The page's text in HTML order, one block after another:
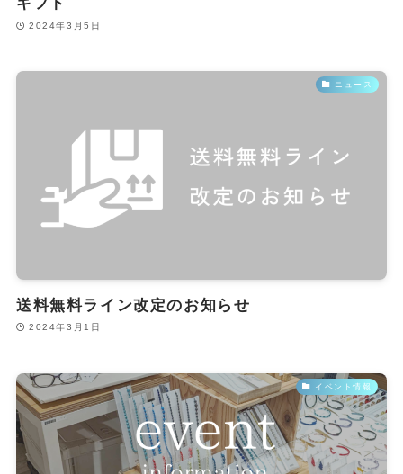
2024年3月5日
ニュース
送料無料ライン改定のお知らせ
2024年3月1日
イベント情報